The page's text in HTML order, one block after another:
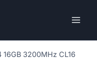
16GB 3200MHz CL16